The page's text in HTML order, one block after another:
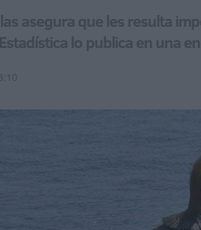
asegura que les resulta
lo publica en una